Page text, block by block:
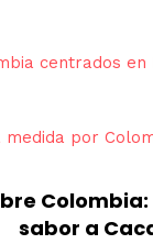
centrados
por
sabor a